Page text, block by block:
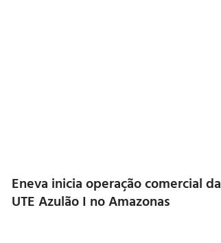
Eneva inicia operação comercial da
UTE Azulão I no Amazonas